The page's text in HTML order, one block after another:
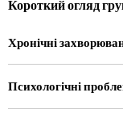
Короткий огляд
Хронічні
Психологічні